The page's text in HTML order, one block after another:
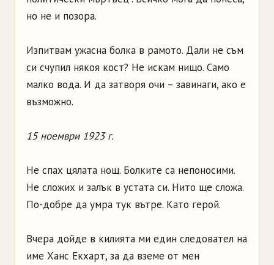
но не и позора.
Изпитвам ужасна болка в рамото. Дали не съм
си счупил някоя кост? Не искам нищо. Само
малко вода. И да затворя очи – завинаги, ако е
възможно.
15 ноември 1923 г.
Не спах цялата нощ. Болките са непоносими.
Не сложих и залък в устата си. Нито ще сложа.
По-добре да умра тук вътре. Като герой.
Вчера дойде в килията ми един следовател на
име Ханс Екхарт, за да вземе от мен